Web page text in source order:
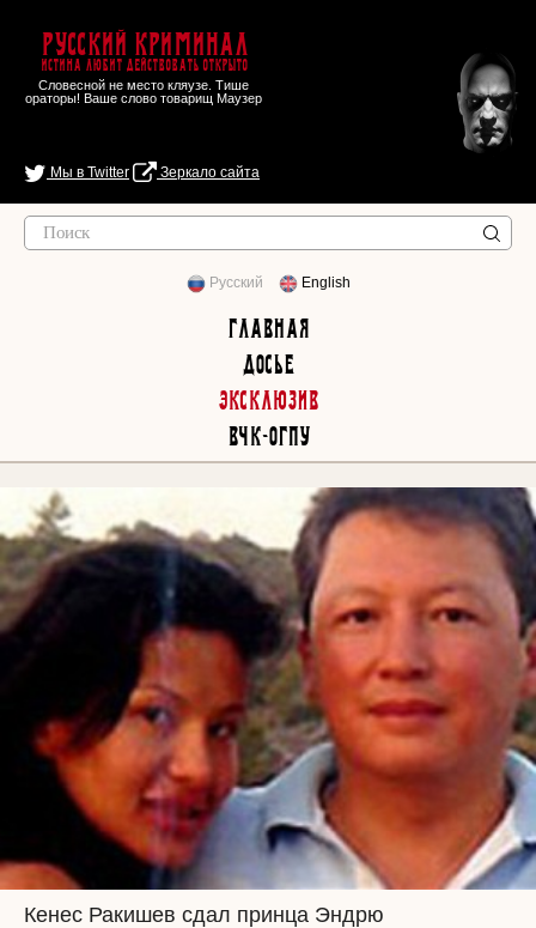
Русский Криминал
Истина любит действовать открыто
Словесной не место кляузе. Тише
ораторы! Ваше слово товарищ Маузер
Мы в Twitter Зеркало сайта
Русский English
Главная
Досье
Эксклюзив
ВЧК-ОГПУ
Кенес Ракишев сдал принца Эндрю